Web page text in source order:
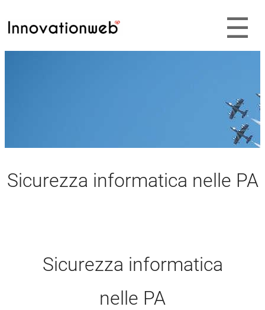
Sicurezza informatica nelle PA
Sicurezza informatica
nelle PA